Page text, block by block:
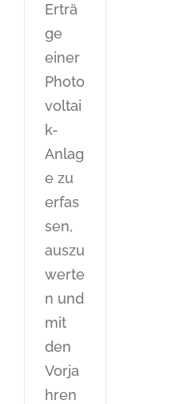
Erträ
ge
einer
Photo
voltai
k-
Anlag
e zu
erfas
sen,
auszu
werte
n und
mit
den
Vorja
hren